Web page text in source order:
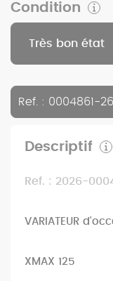
Condition
Très bon état
Ref. : 0004861-
Descriptif
Ref. : 2026-
VARIATEUR
XMAX 125